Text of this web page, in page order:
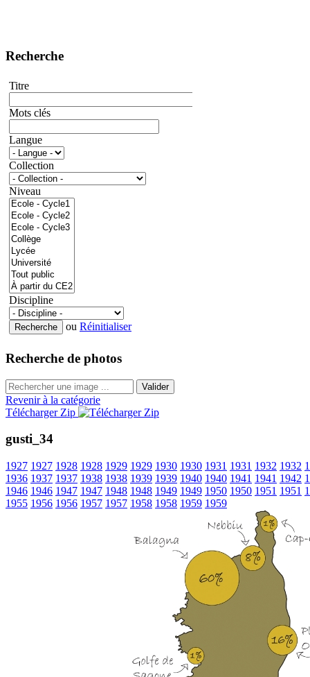
Recherche
Titre
Mots clés
Langue
Collection
Niveau
Discipline
ou Réinitialiser
Recherche de photos
Valider
Revenir à la catégorie
Télécharger Zip
gusti_34
1927 1927 1928 1928 1929 1929 1930 1930 1931 1931 1932 1932
1936 1937 1937 1938 1938 1939 1939 1940 1940 1941 1941 1942
1946 1946 1947 1947 1948 1948 1949 1949 1950 1950 1951 1951
1955 1956 1956 1957 1957 1958 1958 1959 1959